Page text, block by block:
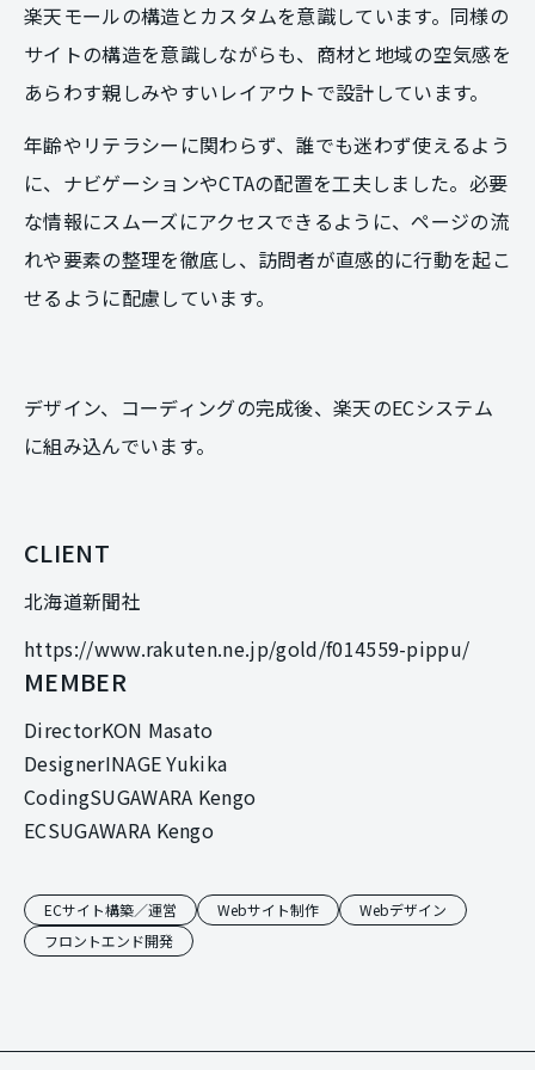
楽天モールの構造とカスタムを意識しています。同様の
サイトの構造を意識しながらも、商材と地域の空気感を
あらわす親しみやすいレイアウトで設計しています。
年齢やリテラシーに関わらず、誰でも迷わず使えるよう
に、ナビゲーションやCTAの配置を工夫しました。必要
な情報にスムーズにアクセスできるように、ページの流
れや要素の整理を徹底し、訪問者が直感的に行動を起こ
せるように配慮しています。
デザイン、コーディングの完成後、楽天のECシステム
に組み込んでいます。
CLIENT
北海道新聞社
https://www.rakuten.ne.jp/gold/f014559-pippu/
MEMBER
DirectorKON Masato
DesignerINAGE Yukika
CodingSUGAWARA Kengo
ECSUGAWARA Kengo
ECサイト構築／運営 Webサイト制作
Webデザイン
フロントエンド開発